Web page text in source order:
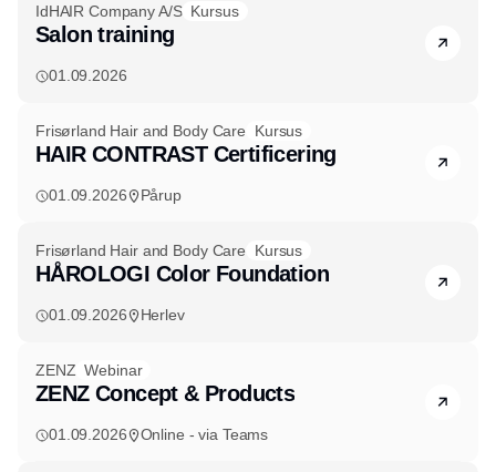
IdHAIR Company A/S Kursus
Salon training
01.09.2026
Frisørland Hair and Body Care Kursus
HAIR CONTRAST Certificering
01.09.2026 Pårup
Frisørland Hair and Body Care Kursus
HÅROLOGI Color Foundation
01.09.2026 Herlev
ZENZ Webinar
ZENZ Concept & Products
01.09.2026 Online - via Teams